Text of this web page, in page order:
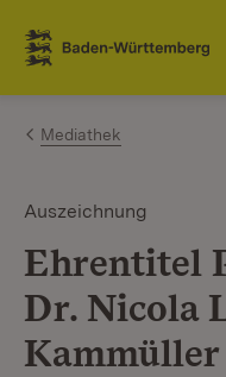
Zum Inhalt
Link zur Startseite
Mediathek
Auszeichnung
Ehrentitel
Dr. Nicola